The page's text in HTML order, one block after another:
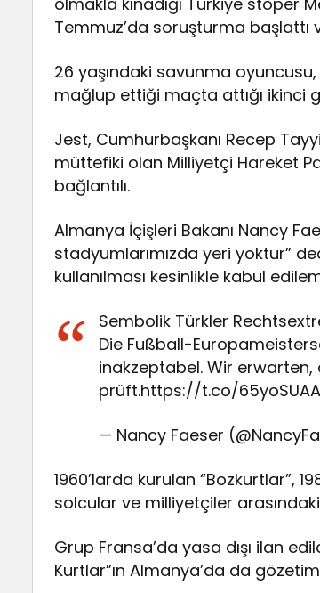
Temmuz’da soruşturma başlattı
26 yaşındaki savunma oyuncusu,
mağlup ettiği maçta attığı ikinci
Jest, Cumhurbaşkanı Recep
müttefiki olan Milliyetçi Hareket
bağlantılı.
Almanya İçişleri Bakanı Nancy
stadyumlarımızda yeri yoktur”
kullanılması kesinlikle kabul
Sembolik Türkler
Die Fußball-
inakzeptabel. Wir erwarten,
prüft.https://t.co/
— Nancy Faeser
1960’larda kurulan “Bozkurtlar”,
solcular ve milliyetçiler
Grup Fransa’da yasa dışı ilan
Kurtlar”ın Almanya’da da